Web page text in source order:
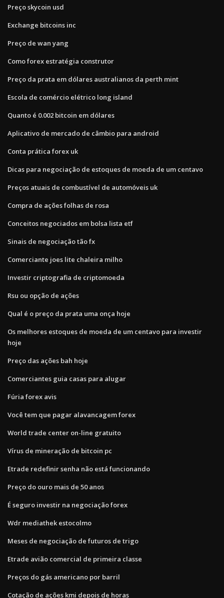
Preço skycoin usd
Exchange bitcoins inc
Preço de wan yang
Como forex estratégia construtor
Preço da prata em dólares australianos da perth mint
Escola de comércio elétrico long island
Quanto é 0.002 bitcoin em dólares
Aplicativo de mercado de câmbio para android
Conta prática forex uk
Dicas para negociação de estoques de moeda de um centavo
Preços atuais de combustível de automóveis uk
Compra de ações folhas de rosa
Conceitos negociados em bolsa lista etf
Sinais de negociação tão fx
Comerciante joes lite chaleira milho
Investir criptografia de criptomoeda
Rsu ou opção de ações
Qual é o preço da prata uma onça hoje
Os melhores estoques de moeda de um centavo para investir
hoje
Preço das ações bah hoje
Comerciantes guia casas para alugar
Fúria forex avis
Você tem que pagar alavancagem forex
World trade center on-line gratuito
Vírus de mineração de bitcoin pc
Etrade redefinir senha não está funcionando
Preço do ouro mais de 50 anos
É seguro investir na negociação forex
Wdr mediathek estocolmo
Meses de negociação de futuros de trigo
Etrade avião comercial de primeira classe
Preços do gás americano por barril
Cotação de ações kmi depois de horas